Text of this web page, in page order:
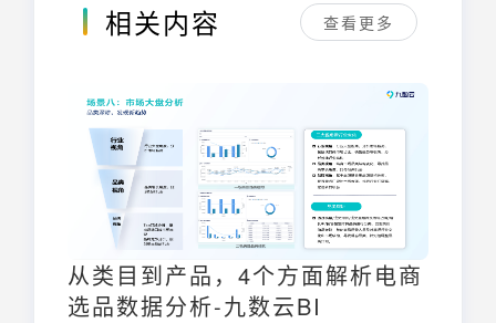
相关内容 查看更多
从类目到产品，4个方面解析电商
选品数据分析-九数云BI